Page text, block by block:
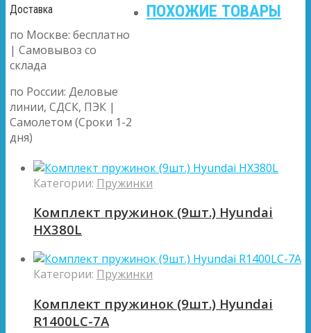
Доставка
по Москве: бесплатно
| Самовывоз со
склада
по России: Деловые
линии, СДСК, ПЭК |
Самолетом (Сроки 1-2
дня)
ПОХОЖИЕ ТОВАРЫ
Категории: Пружинки
Комплект пружинок (9шт.) Hyundai
HX380L
Категории: Пружинки
Комплект пружинок (9шт.) Hyundai
R1400LC-7A